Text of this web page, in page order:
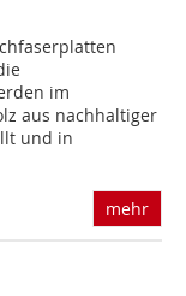
im
aus nachhaltiger
und in
mehr